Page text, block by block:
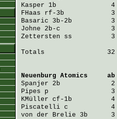
Kasper 1b              4
FHaas rf-3b            3
Basaric 3b-2b          3
Johne 2b-c             3
Zettersten ss          3
Totals                32
Neuenburg Atomics
ab
Spanjer 2b             2
Pipes p                3
KMüller cf-1b          4
Piscatelli c           4
von der Brelie 3b      3